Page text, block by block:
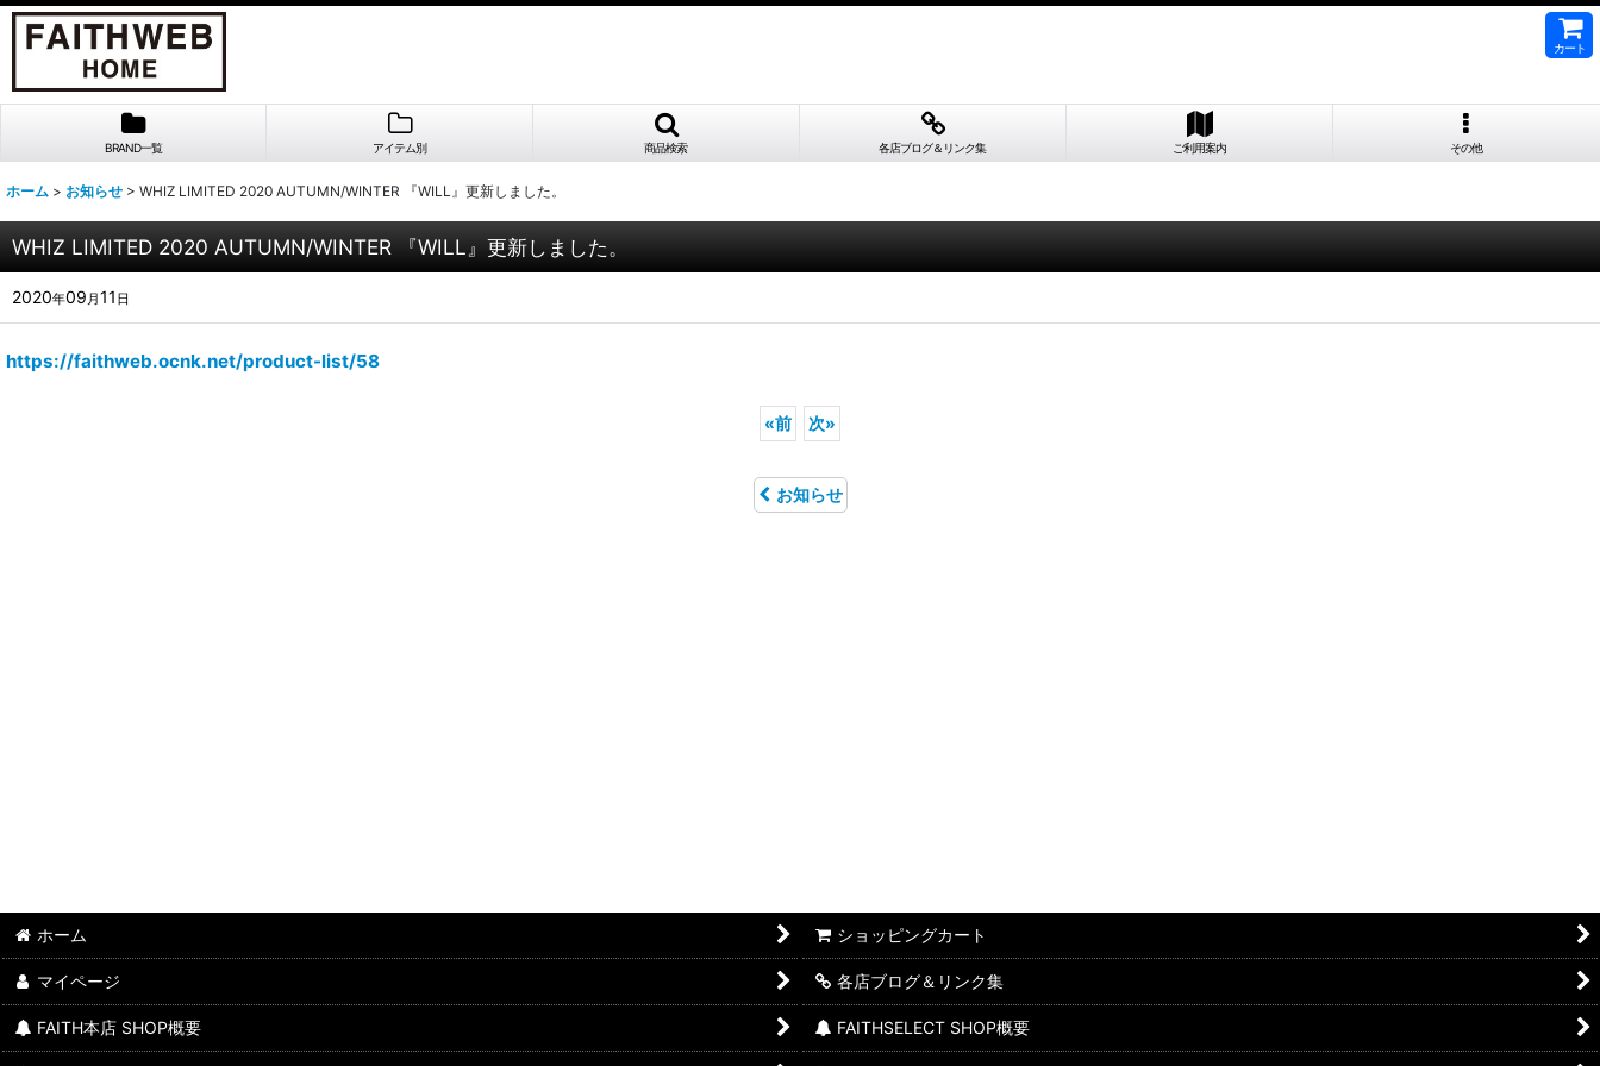
カート
BRAND一覧 アイテム別 商品検索 各店ブログ＆リンク集 ご利用案内 その他
ホーム > お知らせ > WHIZ LIMITED 2020 AUTUMN/WINTER 『WILL』更新しました。
WHIZ LIMITED 2020 AUTUMN/WINTER 『WILL』更新しました。
2020年09 月11 日
https://faithweb.ocnk.net/product-list/58
«前 次»
お知らせ
ホーム ショッピングカート
マイページ 各店ブログ＆リンク集
FAITH本店 SHOP概要 FAITHSELECT SHOP概要